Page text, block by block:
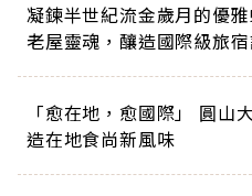
凝鍊半世紀流金歲月的優
老屋靈魂，釀造國際級旅
「愈在地，愈國際」 圓山
造在地食尚新風味